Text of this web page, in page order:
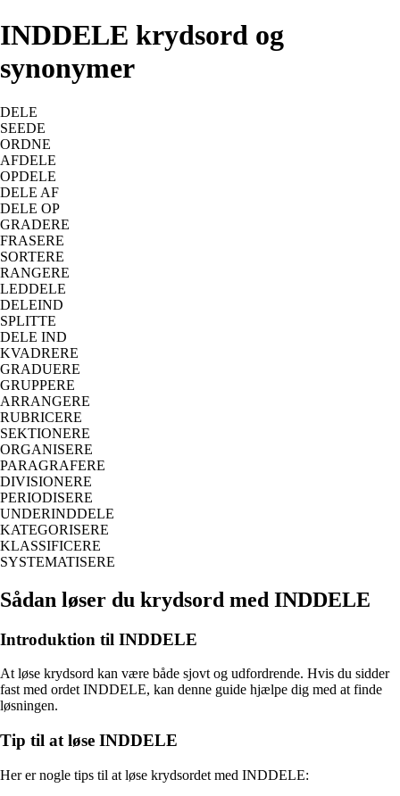
INDDELE krydsord og
synonymer
DELE
SEEDE
ORDNE
AFDELE
OPDELE
DELE AF
DELE OP
GRADERE
FRASERE
SORTERE
RANGERE
LEDDELE
DELEIND
SPLITTE
DELE IND
KVADRERE
GRADUERE
GRUPPERE
ARRANGERE
RUBRICERE
SEKTIONERE
ORGANISERE
PARAGRAFERE
DIVISIONERE
PERIODISERE
UNDERINDDELE
KATEGORISERE
KLASSIFICERE
SYSTEMATISERE
Sådan løser du krydsord med INDDELE
Introduktion til INDDELE
At løse krydsord kan være både sjovt og udfordrende. Hvis du sidder
fast med ordet INDDELE, kan denne guide hjælpe dig med at finde
løsningen.
Tip til at løse INDDELE
Her er nogle tips til at løse krydsordet med INDDELE: